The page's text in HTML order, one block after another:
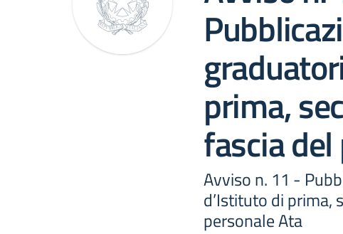
prima,
fascia
Avviso n. 11 -
d’Istituto di prima,
personale Ata